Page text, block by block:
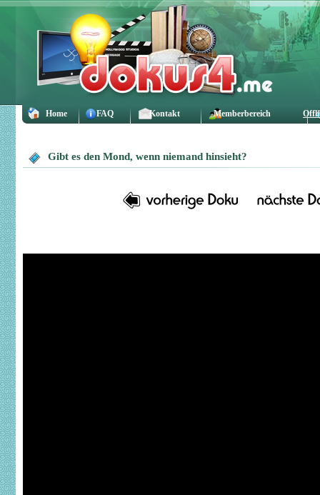
Home FAQ Kontakt Memberbereich
Gibt es den Mond, wenn niemand hinsieht?